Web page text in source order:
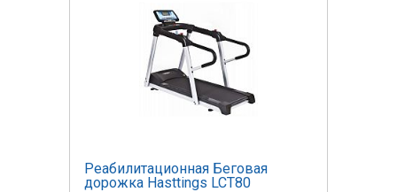
Реабилитационная Беговая
дорожка Hasttings LCT80